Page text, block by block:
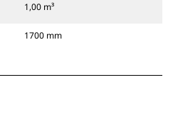
1,00 m³
1700 mm